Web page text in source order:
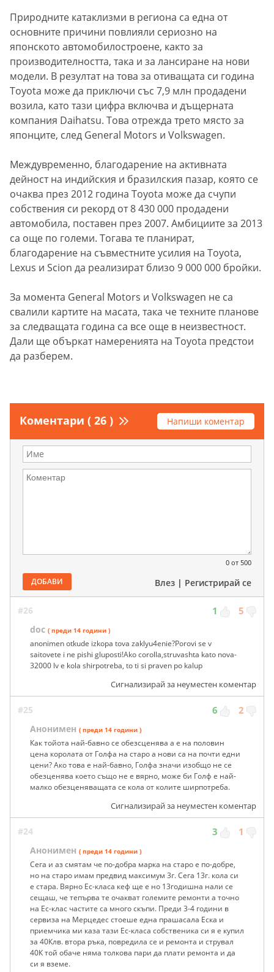
Природните катаклизми в региона са една от
основните причини повлияли сериозно на
японското автомобилостроене, както за
производителността, така и за лансиране на нови
модели. В резултат на това за отиващата си година
Toyota може да приключи със 7,9 млн продадени
возила, като тази цифра включва и дъщерната
компания Daihatsu. Това отрежда трето място за
японците, след General Motors и Volkswagen.
Междувременно, благодарение на активната
дейност на индийския и бразилския пазар, която се
очаква през 2012 година Toyota може да счупи
собствения си рекорд от 8 430 000 продадени
автомобила, поставен през 2007. Амбициите за 2013
са още по големи. Тогава те планират,
благодарение на съвместните усилия на Toyota,
Lexus и Scion да реализират близо 9 000 000 бройки.
За момента General Motors и Volkswagen не са
свалили картите на масата, така че техните планове
за следващата година са все още в неизвестност.
Дали ще объркат намеренията на Toyota предстои
да разберем.
Коментари ( 26 ) Напиши коментар
0 от 500
ДОБАВИ Влез | Регистрирай се
#26 1 5
doc ( преди 14 години )
anonimen otkude izkopa tova zaklyu4enie?Porovi se v
saitovete i ne pishi gluposti!Ako corolla,struvashta kato nova-
32000 lv e kola shirpotreba, to ti si praven po kalup
Сигнализирай за неуместен коментар
#25 6 2
Анонимен ( преди 14 години )
Как тойота най-бавно се обезсценява а е на половин
цена королата от Голфа на старо а нови са на почти едни
цени? Ако това е най-бавно, Голфа значи изобщо не се
обезценява което също не е вярно, може би Голф е най-
малко обезценяващата се кола от колите ширпотреба.
Сигнализирай за неуместен коментар
#24 3 1
Анонимен ( преди 14 години )
Сега и аз смятам че по-добра марка на старо е по-добре,
но на старо имам предвид максимум 3г. Сега 13г. кола си
е стара. Вярно Ес-класа кеф ще е но 13годишна нали се
сещаш, че тепърва те очакват големите ремонти а точно
на Ес-клас частите са много скъпи. Преди 3-4 години в
сервиза на Мерцедес стоеше една прашасала Еска и
приемчика ми каза тази Ес-класа собственика си я е купил
за 40Клв. втора ръка, повредила се и ремонта и струвал
40К той обаче няма толкова пари да плати ремонта и да
си я вземе.